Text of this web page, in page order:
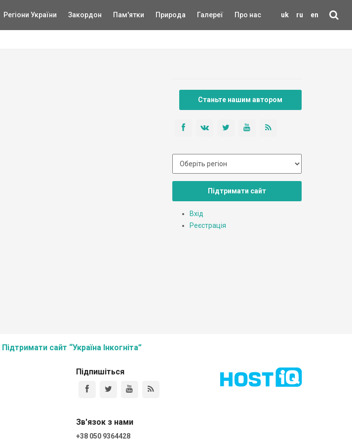
uk ru en
Регіони України Закордон Пам'ятки Природа Галереї Про нас
Станьте нашим автором
Підтримати сайт
Вхід
Реєстрація
Підтримати сайт “Україна Інкогніта”
Підпишіться
Зв'язок з нами
+38 050 9364428